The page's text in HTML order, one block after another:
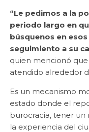
“Le pedimos a la
periodo largo en
búsquenos en
seguimiento a su
quien mencionó que
atendido alrededor
Es un mecanismo
estado donde el
burocracia, tener
la experiencia del